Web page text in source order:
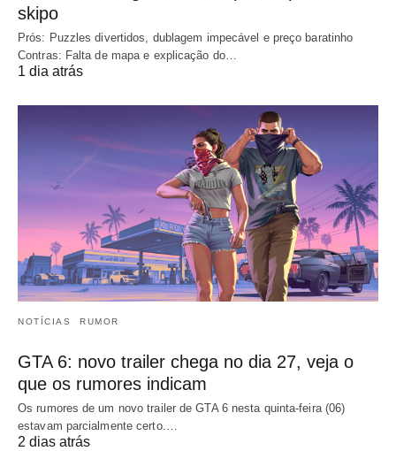
skipo
Prós: Puzzles divertidos, dublagem impecável e preço baratinho
Contras: Falta de mapa e explicação do…
1 dia atrás
NOTÍCIAS RUMOR
GTA 6: novo trailer chega no dia 27, veja o
que os rumores indicam
Os rumores de um novo trailer de GTA 6 nesta quinta-feira (06)
estavam parcialmente certo.…
2 dias atrás